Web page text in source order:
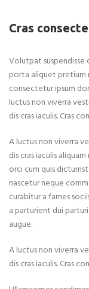
Cras
Volutpat
porta aliquet pretium
consectetur ipsum
luctus non viverra
dis cras iaculis. Cras
A luctus non viverra
dis cras iaculis
orci cum quis
nascetur neque
curabitur a fames
a parturient dui
augue.
A luctus non viverra
dis cras iaculis. Cras